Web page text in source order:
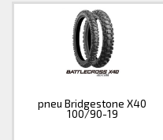
pneu Bridgestone X40
100/90-19